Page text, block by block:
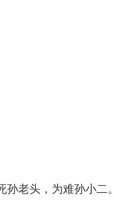
老头，为难孙小二。